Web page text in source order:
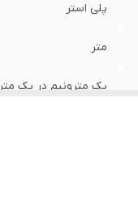
پلی استر
متر
یک مترونیم در یک متر